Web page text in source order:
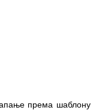
према шаблону